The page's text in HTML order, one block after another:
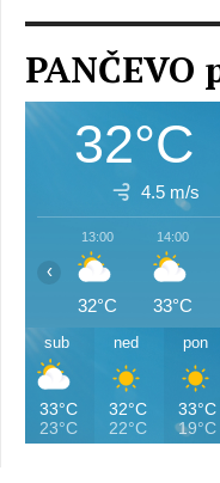
PANČEVO
32°C
4.5 m/s
13:00
32°C
14:00
33°C
‹
sub
33°C
23°C
ned
32°C
22°C
pon
33°C
19°C